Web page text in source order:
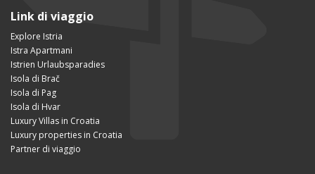
Link di viaggio
Explore Istria
Istra Apartmani
Istrien Urlaubsparadies
Isola di Brač
Isola di Pag
Isola di Hvar
Luxury Villas in Croatia
Luxury properties in Croatia
Partner di viaggio